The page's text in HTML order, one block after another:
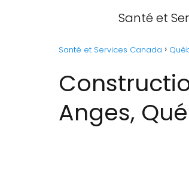
Santé et
Santé et Services Canada
Anges,